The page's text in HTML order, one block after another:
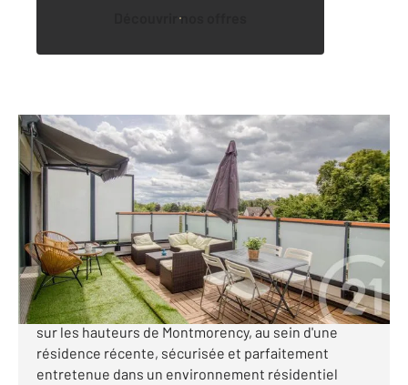
Découvrir nos offres
MONTMORENCY 95
74,19 m , 4 pièces
Ref : 2054
Appartement F4 à vendre
340 000 €
CENTURY 21 Auréa vous propose de découvrir ce
magnifique appartement de 74 m², idéalement situé
sur les hauteurs de Montmorency, au sein d'une
résidence récente, sécurisée et parfaitement
entretenue dans un environnement résidentiel